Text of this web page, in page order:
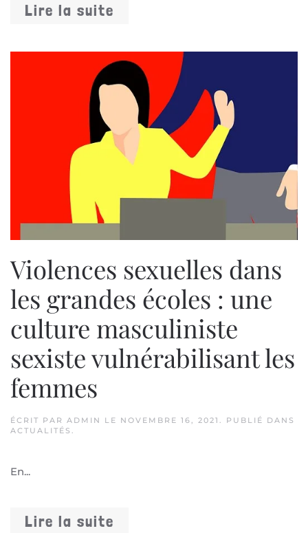
Lire la suite
Violences sexuelles dans
les grandes écoles : une
culture masculiniste
sexiste vulnérabilisant les
femmes
ÉCRIT PAR ADMIN LE NOVEMBRE 16, 2021
. PUBLIÉ DANS
ACTUALITÉS
En...
Lire la suite